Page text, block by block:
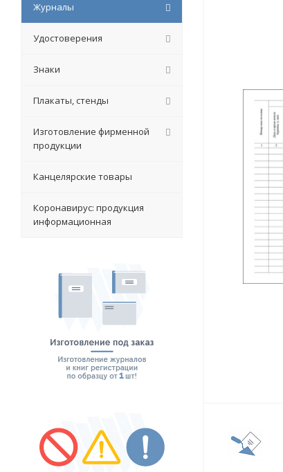
Журналы
Удостоверения
Знаки
Плакаты, стенды
Изготовление фирменной
продукции
Канцелярские товары
Коронавирус: продукция
информационная